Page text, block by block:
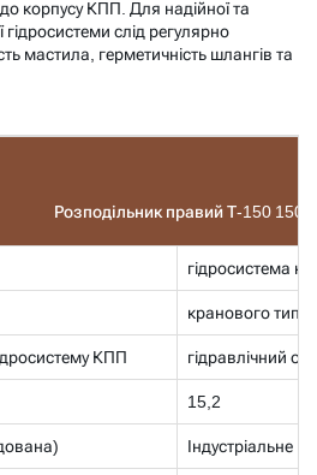
корпусу КПП. Для надійної та
гідросистеми слід регулярно
мастила, герметичність шлангів та
Розподільник правий Т-150
гідросистема
кранового
КПП гідравлічний
15,2
Індустріальне